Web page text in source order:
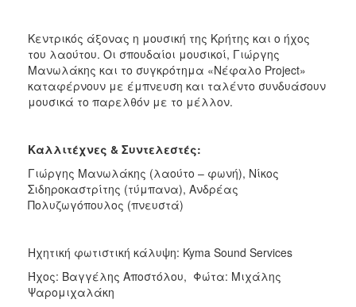
Κεντρικός άξονας η μουσική της Κρήτης και ο ήχος
του λαούτου. Οι σπουδαίοι μουσικοί, Γιώργης
Μανωλάκης και το συγκρότημα «Νέφαλο Project»
καταφέρνουν με έμπνευση και ταλέντο συνδυάσουν
μουσικά το παρελθόν με το μέλλον.
Καλλιτέχνες & Συντελεστές:
Γιώργης Μανωλάκης (λαούτο – φωνή), Νίκος
Σιδηροκαστρίτης (τύμπανα), Ανδρέας
Πολυζωγόπουλος (πνευστά)
Ηχητική φωτιστική κάλυψη: Kyma Sound Services
Ήχος: Βαγγέλης Αποστόλου, Φώτα: Μιχάλης
Ψαρομιχαλάκη